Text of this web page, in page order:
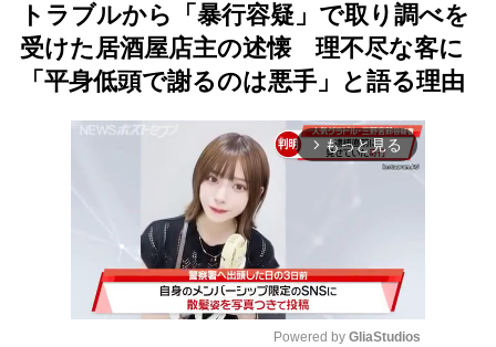
トラブルから「暴行容疑」で取り調べを
受けた居酒屋店主の述懐 理不尽な客に
「平身低頭で謝るのは悪手」と語る理由
arrow_forward_ios もっと見る
Powered by GliaStudios